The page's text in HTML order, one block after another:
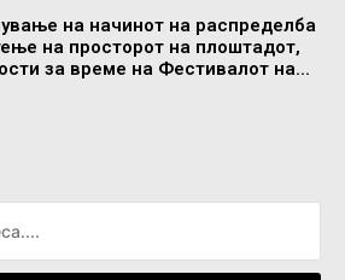
на начинот на распределба
на просторот на плоштадот,
за време на Фестивалот на...